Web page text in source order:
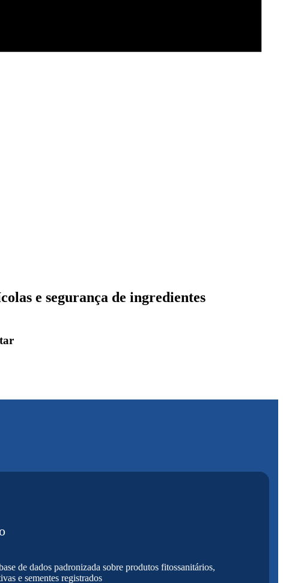
e segurança de ingredientes
de dados padronizada sobre produtos fitossanitários,
e sementes registrados